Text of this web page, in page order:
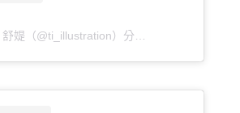
Shu Ti 舒媞（@ti_illustration）分享的貼文